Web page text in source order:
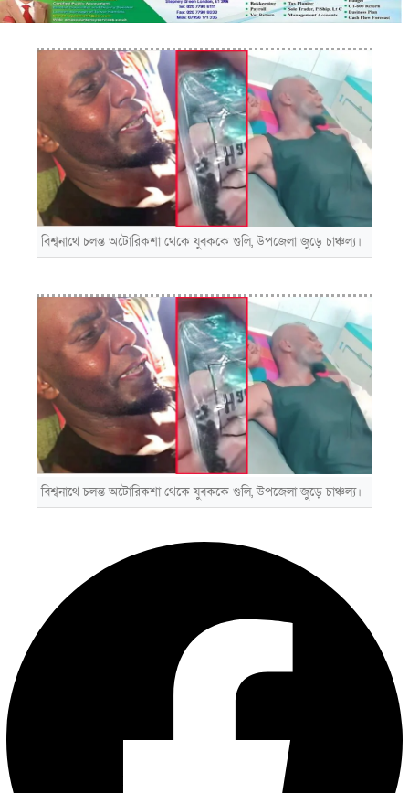
বিশ্বনাথে চলন্ত অটোরিকশা থেকে যুবককে গুলি, উপজেলা জুড়ে চাঞ্চল্য।
বিশ্বনাথে চলন্ত অটোরিকশা থেকে যুবককে গুলি, উপজেলা জুড়ে চাঞ্চল্য।